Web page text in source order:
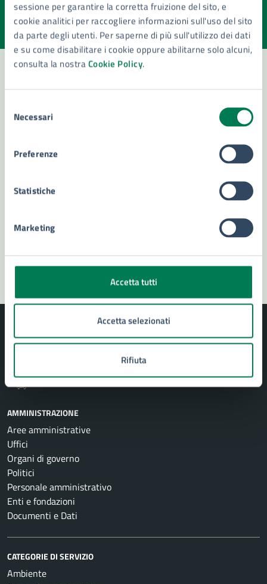
sessione per garantire la corretta fruizione del sito, e
cookie analitici per raccogliere informazioni sull'uso del sito
da parte degli utenti. Per saperne di più sull'utilizzo dei dati
e su come disabilitare i cookie oppure abilitarne solo alcuni,
consulta la nostraCookie Policy.
delNecessari
Preferenze
Statistiche
Marketing
Accetta tutti
Accetta selezionati
Rifiuta
Valuta la chiarezza delle informazioni (da 1 a 5 stelle)
Seleziona il numero di stelle per valutare la chiarezza delle
Valuta 5 stelle su 5
Valuta 4 stelle su 5
Valuta 3 stelle su 5
Valuta 2 stelle su 5
Valuta 1 stelle su 5
Leggi le domande frequenti
Richiedi assistenza
Prenota appuntamento
Problemi in città
Comune di Siracusa
AMMINISTRAZIONE
Aree amministrative
Uffici
Organi di governo
Politici
Personale amministrativo
Enti e fondazioni
Documenti e Dati
CATEGORIE DI SERVIZIO
Ambiente